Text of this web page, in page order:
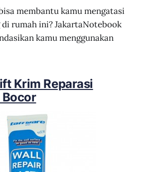
membantu kamu mengatasi
rumah ini? JakartaNotebook
kamu menggunakan
Krim Reparasi